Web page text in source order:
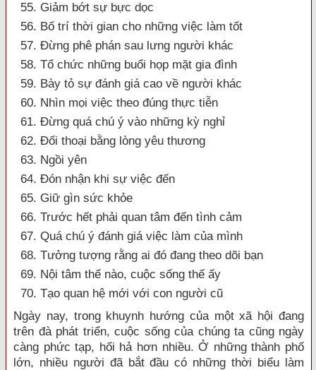
55. Giảm bớt sự bực dọc
56. Bố trí thời gian cho những việc làm tốt
57. Đừng phê phán sau lưng người khác
58. Tổ chức những buổi họp mặt gia đình
59. Bày tỏ sự đánh giá cao về người khác
60. Nhìn mọi việc theo đúng thực tiễn
61. Đừng quá chú ý vào những kỳ nghỉ
62. Đối thoại bằng lòng yêu thương
63. Ngồi yên
64. Đón nhận khi sự việc đến
65. Giữ gìn sức khỏe
66. Trước hết phải quan tâm đến tình cảm
67. Quá chú ý đánh giá việc làm của mình
68. Tưởng tượng rằng ai đó đang theo dõi bạn
69. Nội tâm thế nào, cuộc sống thế ấy
70. Tạo quan hệ mới với con người cũ
Ngày nay, trong khuynh hướng của một xã hội đang
trên đà phát triển, cuộc sống của chúng ta cũng ngày
càng phức tạp, hối hả hơn nhiều. Ở những thành phố
lớn, nhiều người đã bắt đầu có những thời biểu làm